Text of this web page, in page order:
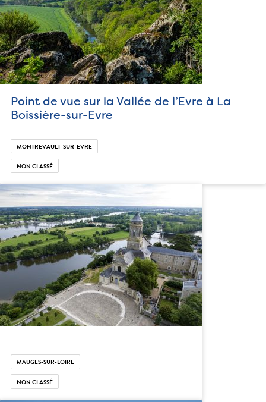
Point de vue sur la Vallée de l’Evre à La
Boissière-sur-Evre
MONTREVAULT-SUR-EVRE
NON CLASSÉ
MAUGES-SUR-LOIRE
NON CLASSÉ